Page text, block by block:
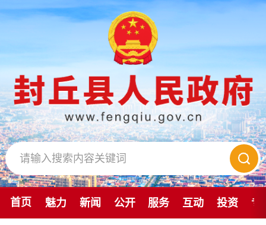
首页 魅力 新闻 公开 服务 互动 投资 专